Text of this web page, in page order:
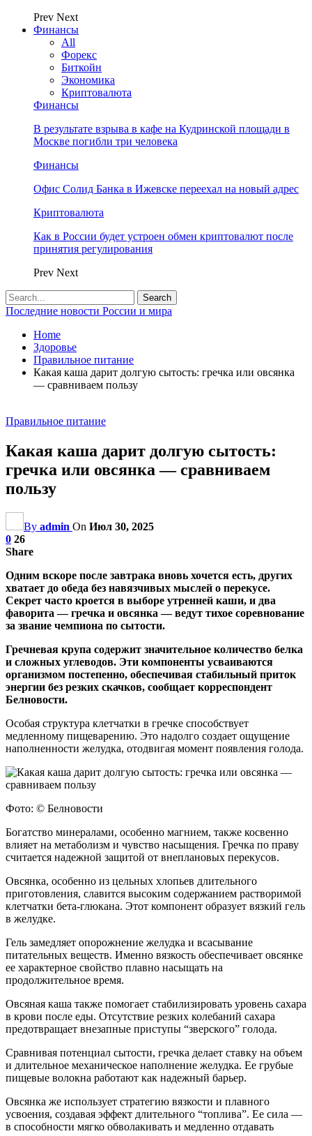
Prev Next
Финансы
All
Форекс
Биткойн
Экономика
Криптовалюта
Финансы
В результате взрыва в кафе на Кудринской площади в
Москве погибли три человека
Финансы
Офис Солид Банка в Ижевске переехал на новый адрес
Криптовалюта
Как в России будет устроен обмен криптовалют после
принятия регулирования
Prev Next
Последние новости России и мира
Home
Здоровье
Правильное питание
Какая каша дарит долгую сытость: гречка или овсянка
— сравниваем пользу
Правильное питание
Какая каша дарит долгую сытость:
гречка или овсянка — сравниваем
пользу
By admin On Июл 30, 2025
0 26
Share
Одним вскоре после завтрака вновь хочется есть, других
хватает до обеда без навязчивых мыслей о перекусе.
Секрет часто кроется в выборе утренней каши, и два
фаворита — гречка и овсянка — ведут тихое соревнование
за звание чемпиона по сытости.
Гречневая крупа содержит значительное количество белка
и сложных углеводов. Эти компоненты усваиваются
организмом постепенно, обеспечивая стабильный приток
энергии без резких скачков, сообщает корреспондент
Белновости.
Особая структура клетчатки в гречке способствует
медленному пищеварению. Это надолго создает ощущение
наполненности желудка, отодвигая момент появления голода.
Фото: © Белновости
Богатство минералами, особенно магнием, также косвенно
влияет на метаболизм и чувство насыщения. Гречка по праву
считается надежной защитой от внеплановых перекусов.
Овсянка, особенно из цельных хлопьев длительного
приготовления, славится высоким содержанием растворимой
клетчатки бета-глюкана. Этот компонент образует вязкий гель
в желудке.
Гель замедляет опорожнение желудка и всасывание
питательных веществ. Именно вязкость обеспечивает овсянке
ее характерное свойство плавно насыщать на
продолжительное время.
Овсяная каша также помогает стабилизировать уровень сахара
в крови после еды. Отсутствие резких колебаний сахара
предотвращает внезапные приступы “зверского” голода.
Сравнивая потенциал сытости, гречка делает ставку на объем
и длительное механическое наполнение желудка. Ее грубые
пищевые волокна работают как надежный барьер.
Овсянка же использует стратегию вязкости и плавного
усвоения, создавая эффект длительного “топлива”. Ее сила —
в способности мягко обволакивать и медленно отдавать